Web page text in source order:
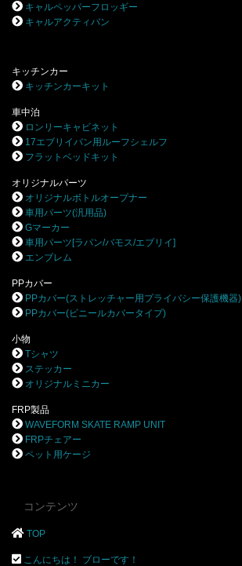
キャルペッパーフロッギー
キャルアクティバン
キッチンカー
キッチンカーキット
車中泊
ロンリーキャビネット
17エブリイバン用ルーフシェルフ
フラットベッドキット
オリジナルパーツ
オリジナルボトルオープナー
車用パーツ(汎用品)
Gマーカー
車用パーツ[ラパン/バモス/エブリイ]
エンブレム
PPカバー
PPカバー(ストレッチャー用プライバシー保護機器)
PPカバー(ビニールカバータイプ)
小物
Tシャツ
ステッカー
オリジナルミニカー
FRP製品
WAVEFORM SKATE RAMP UNIT
FRPチェアー
ペット用ケージ
コンテンツ
TOP
こんにちは！ ブローです！